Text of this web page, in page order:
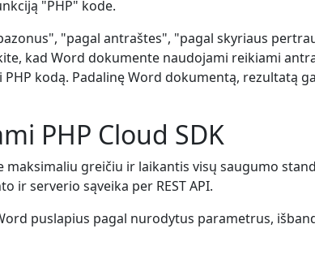
"PHP" kode.
"pagal antraštes", "pagal skyriaus
kad Word dokumente naudojami reikiami
kodą. Padalinę Word dokumentą, rezultatą
PHP Cloud SDK
greičiu ir laikantis visų saugumo
serverio sąveika per REST API.
puslapius pagal nurodytus parametrus,